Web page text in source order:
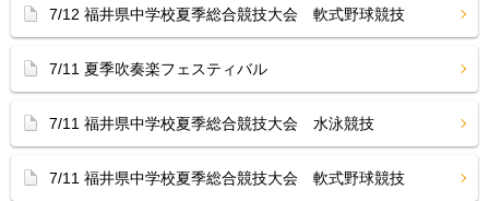
7/12 福井県中学校夏季総合競技大会 軟式野球競技
7/11 夏季吹奏楽フェスティバル
7/11 福井県中学校夏季総合競技大会 水泳競技
7/11 福井県中学校夏季総合競技大会 軟式野球競技